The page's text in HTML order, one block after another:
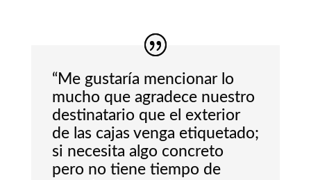
“Me gustaría mencionar lo
mucho que agradece nuestro
destinatario que el exterior
de las cajas venga etiquetado;
si necesita algo concreto
pero no tiene tiempo de